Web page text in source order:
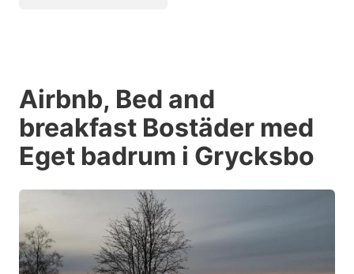
Airbnb, Bed and
breakfast Bostäder med
Eget badrum i Grycksbo